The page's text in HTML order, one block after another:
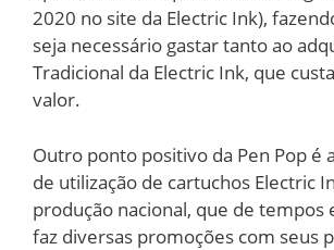
2020 no site da Electric Ink),
seja necessário gastar tanto ao
Tradicional da Electric Ink, que
valor.
Outro ponto positivo da Pen Pop é
de utilização de cartuchos Electric
produção nacional, que de tempos
faz diversas promoções com seus